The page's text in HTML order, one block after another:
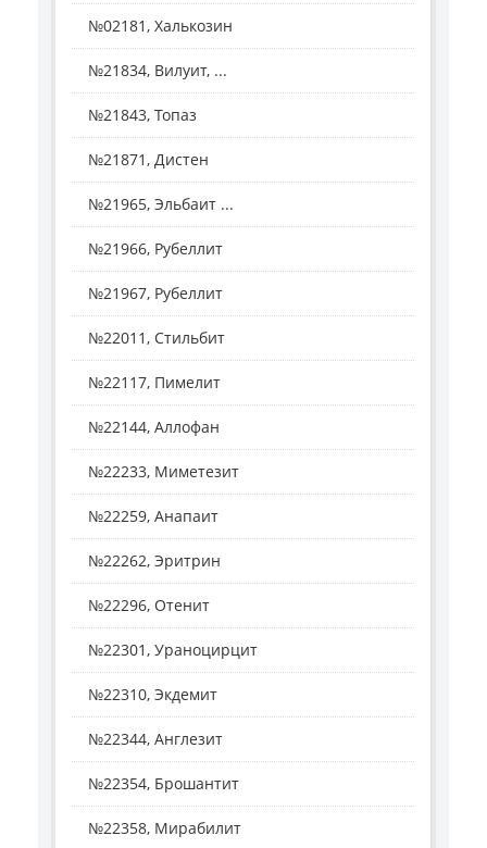
№02181, Халькозин
№21834, Вилуит, ...
№21843, Топаз
№21871, Дистен
№21965, Эльбаит ...
№21966, Рубеллит
№21967, Рубеллит
№22011, Стильбит
№22117, Пимелит
№22144, Аллофан
№22233, Миметезит
№22259, Анапаит
№22262, Эритрин
№22296, Отенит
№22301, Ураноцирцит
№22310, Экдемит
№22344, Англезит
№22354, Брошантит
№22358, Мирабилит